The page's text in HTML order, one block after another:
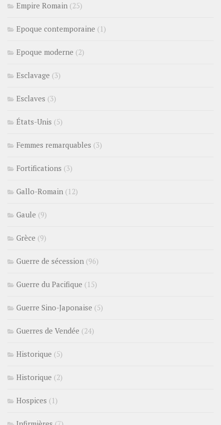
Empire Romain (25)
Epoque contemporaine (1)
Epoque moderne (2)
Esclavage (3)
Esclaves (3)
États-Unis (5)
Femmes remarquables (3)
Fortifications (3)
Gallo-Romain (12)
Gaule (9)
Grèce (9)
Guerre de sécession (96)
Guerre du Pacifique (15)
Guerre Sino-Japonaise (5)
Guerres de Vendée (24)
Historique (5)
Historique (2)
Hospices (1)